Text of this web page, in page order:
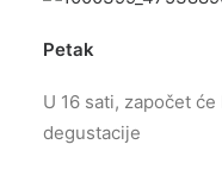
Petak
U 16 sati, započet
degustacije